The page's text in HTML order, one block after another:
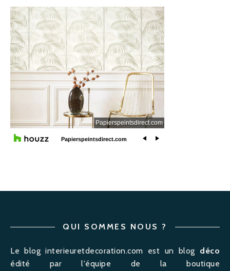
QUI SOMMES NOUS ?
Le blog interieuretdecoration.com est un blog déco
édité par l'équipe de la boutique